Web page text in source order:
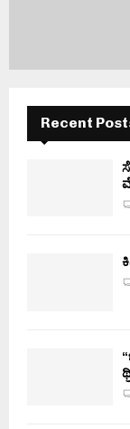
Recent